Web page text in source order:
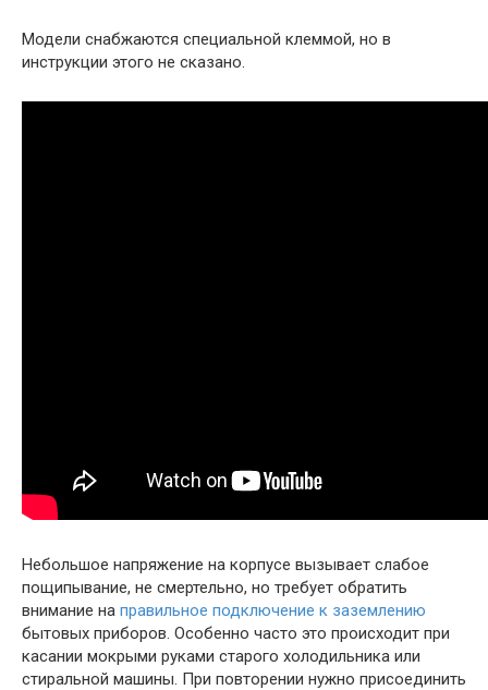
Модели снабжаются специальной клеммой, но в
инструкции этого не сказано.
Небольшое напряжение на корпусе вызывает слабое
пощипывание, не смертельно, но требует обратить
внимание на правильное подключение к заземлению
бытовых приборов. Особенно часто это происходит при
касании мокрыми руками старого холодильника или
стиральной машины. При повторении нужно присоединить